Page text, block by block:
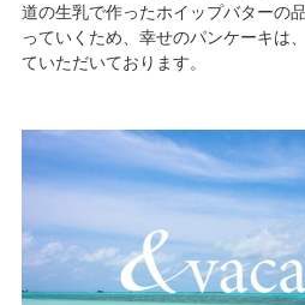
道の生乳で作ったホイップバターの
っていくため、幸せのパンケーキは
ていただいております。